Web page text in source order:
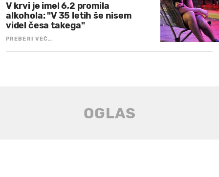
V krvi je imel 6,2 promila
alkohola: "V 35 letih še nisem
videl česa takega"
PREBERI VEČ…